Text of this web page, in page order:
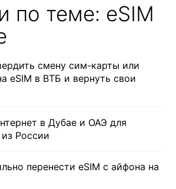
по теме: eSIM
смену сим-карты или
eSIM в ВТБ и вернуть свои
в Дубае и ОАЭ для
России
перенести eSIM с айфона на